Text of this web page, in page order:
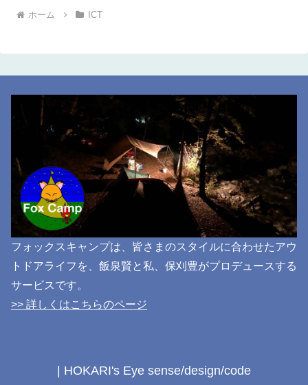
ホーム ICT
フォックスキャンプは、皆さまのスタイルに合わせたアウ
トドアライフを、飯泉賢と私、保刈豊がプロデュースする
サービスです。
>> 詳しくはこちらのページ
| HOKARI's Eye sense/design/code